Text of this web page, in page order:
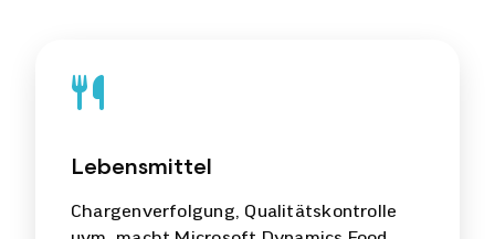
Lebensmittel
Chargenverfolgung, Qualitätskontrolle